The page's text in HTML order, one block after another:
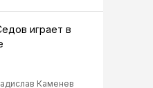
играет в
Каменев